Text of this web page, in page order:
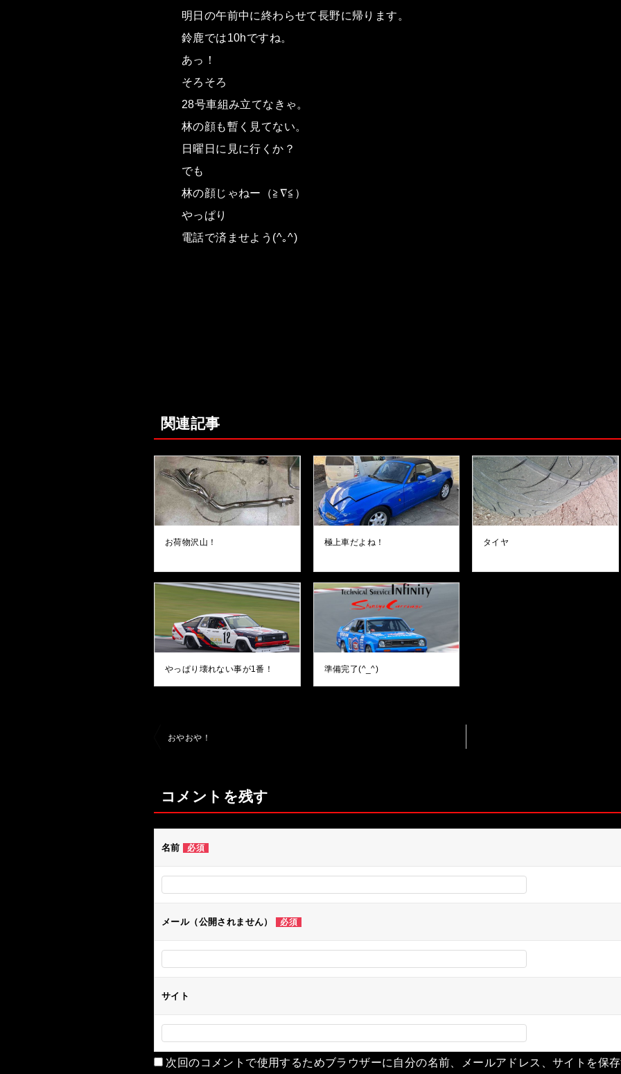
明日の午前中に終わらせて長野に帰ります。
鈴鹿では10hですね。
あっ！
そろそろ
28号車組み立てなきゃ。
林の顔も暫く見てない。
日曜日に見に行くか？
でも
林の顔じゃねー（≧∇≦）
やっぱり
電話で済ませよう(^｡^)
関連記事
お荷物沢山！ 極上車だよね！ タイヤ
やっぱり壊れない事が1番！ 準備完了(^_^)
ビ
ー
ョ
おやおや！
コメントを残す
名前 必須
メール（公開されません） 必須
サイト
次回のコメントで使用するためブラウザーに自分の名前、メールアドレス、サイトを保